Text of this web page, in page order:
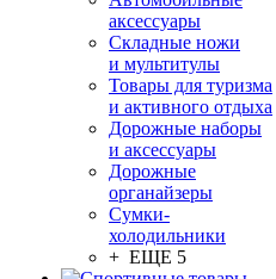
аксессуары
Складные ножи
и мультитулы
Товары для туризма
и активного отдыха
Дорожные наборы
и аксессуары
Дорожные
органайзеры
Сумки-
холодильники
+ ЕЩЕ 5